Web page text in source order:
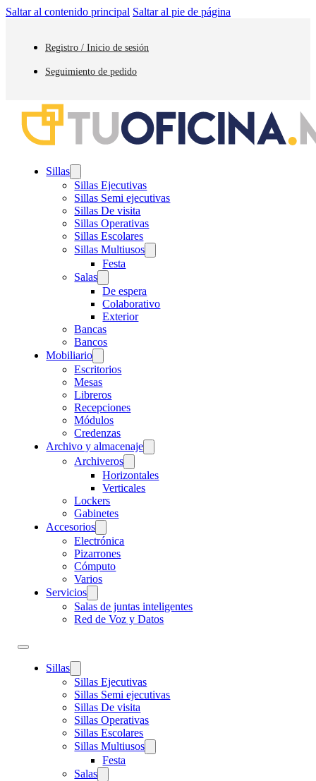
Saltar al contenido principal Saltar al pie de página
Registro / Inicio de sesión
Seguimiento de pedido
Sillas
Sillas Ejecutivas
Sillas Semi ejecutivas
Sillas De visita
Sillas Operativas
Sillas Escolares
Sillas Multiusos
Festa
Salas
De espera
Colaborativo
Exterior
Bancas
Bancos
Mobiliario
Escritorios
Mesas
Libreros
Recepciones
Módulos
Credenzas
Archivo y almacenaje
Archiveros
Horizontales
Verticales
Lockers
Gabinetes
Accesorios
Electrónica
Pizarrones
Cómputo
Varios
Servicios
Salas de juntas inteligentes
Red de Voz y Datos
Sillas
Sillas Ejecutivas
Sillas Semi ejecutivas
Sillas De visita
Sillas Operativas
Sillas Escolares
Sillas Multiusos
Festa
Salas